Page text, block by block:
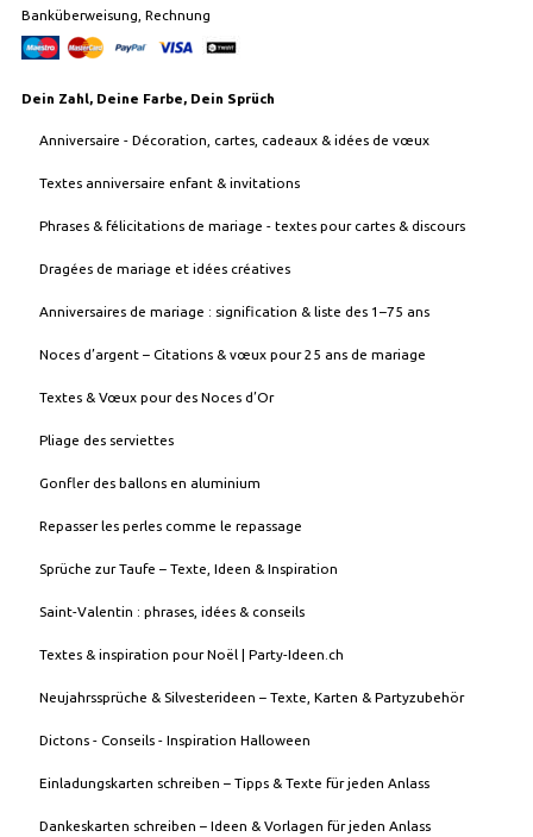
Banküberweisung, Rechnung
Dein Zahl, Deine Farbe, Dein Sprüch
Anniversaire - Décoration, cartes, cadeaux & idées de vœux
Textes anniversaire enfant & invitations
Phrases & félicitations de mariage - textes pour cartes & discours
Dragées de mariage et idées créatives
Anniversaires de mariage : signification & liste des 1–75 ans
Noces d’argent – Citations & vœux pour 25 ans de mariage
Textes & Vœux pour des Noces d’Or
Pliage des serviettes
Gonfler des ballons en aluminium
Repasser les perles comme le repassage
Sprüche zur Taufe – Texte, Ideen & Inspiration
Saint-Valentin : phrases, idées & conseils
Textes & inspiration pour Noël | Party-Ideen.ch
Neujahrssprüche & Silvesterideen – Texte, Karten & Partyzubehör
Dictons - Conseils - Inspiration Halloween
Einladungskarten schreiben – Tipps & Texte für jeden Anlass
Dankeskarten schreiben – Ideen & Vorlagen für jeden Anlass